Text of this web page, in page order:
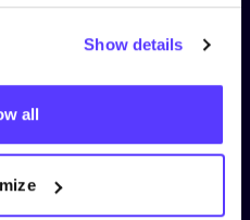
Show details
all